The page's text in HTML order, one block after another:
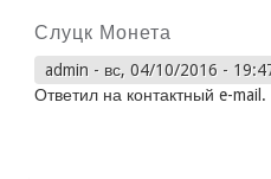
Слуцк Монета
admin - вс, 04/10/2016 -
Ответил на контактный e-mail.